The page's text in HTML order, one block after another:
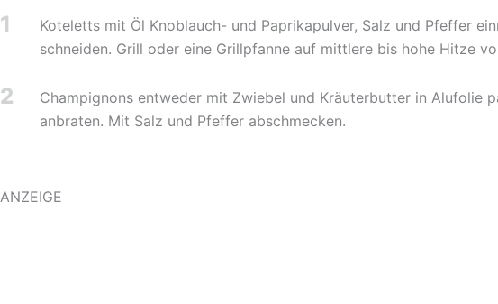
1
Koteletts mit Öl Knoblauch- und Paprikapulver, Salz und Pfeffer
schneiden. Grill oder eine Grillpfanne auf mittlere bis hohe Hitze
2
Champignons entweder mit Zwiebel und Kräuterbutter in Alufolie
anbraten. Mit Salz und Pfeffer abschmecken.
ANZEIGE